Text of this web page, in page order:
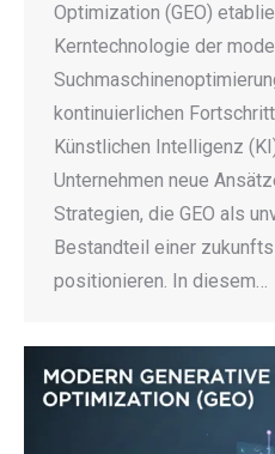
Optimization (GEO)
Kerntechnologie der
kontinuierlichen
Künstlichen Intelligenz
Unternehmen neue
Strategien, die GEO als
Bestandteil einer
positionieren. In diesem…